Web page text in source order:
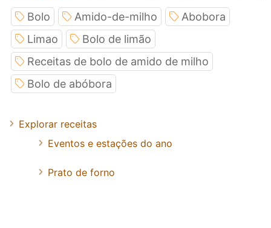
Bolo Amido-de-milho
Abobora
Limao
Bolo de limão
Receitas de bolo de amido de milho
Bolo de abóbora
Explorar receitas
Eventos e estações do ano
Prato de forno